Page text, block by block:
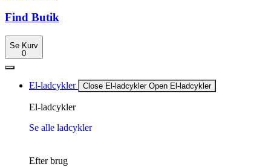
Find Butik
Se Kurv
0
El-ladcykler Close El-ladcykler Open El-ladcykler
El-ladcykler
Se alle ladcykler
Efter brug